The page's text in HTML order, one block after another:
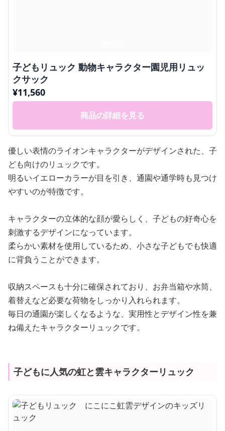
子どもリュック 動物キャラクター園児用リュッ
クサック
¥11,560
商品の詳細を見る
優しい表情のライオンキャラクターがデザインされた、子
ども向けのリュックです。
明るいイエローカラーが目を引き、通園や通学時も見つけ
やすいのが特徴です。
キャラクターの立体的な顔が愛らしく、子どもの好奇心を
刺激するデザインになっています。
柔らかい素材を使用しているため、小さな子どもでも快適
に背負うことができます。
収納スペースも十分に確保されており、お弁当箱や水筒、
着替えなど必要な荷物をしっかり入れられます。
毎日の通園が楽しくなるような、実用性とデザイン性を兼
ね備えたキャラクターリュックです。
子どもに人気の虹と雲キャラクターリュック